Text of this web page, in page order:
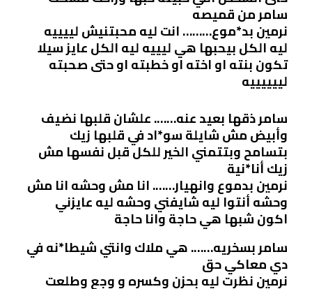
سامر من قميصه
نرمين بد*موع……… انت ليه محبتنيش لييييه
ليه الكل بيحبها هي ليييه ليه الكل عايز سيلا
تكون بنته او اخته او خطبته او حتى صحبته
لييييييه
سامر ذقها بعيد عنه……. علشان قلبها نضيف
وأبيض مش شايلة سو*اد في قلبها زيك
بتسامح وبتتمني الخير للكل قبل نفسها مش
زيك أنا*نية
نرمين بدموع وانهيار……. انا مش وحشه انا مش
وحشه أنتوا ليه شايفني وحشه ليه عايزني
اكون شبها هي حاجة وانا حاجة
سامر بسخريه……. هي ملاك وانتي شيطا*نه في
دي معاكي حق
نرمين نظرت ليه بحزن وكسره و وجع وطلعت